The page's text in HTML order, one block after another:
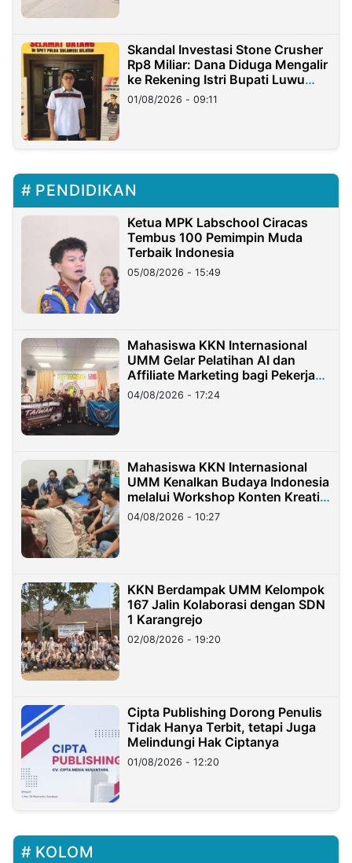
Skandal Investasi Stone Crusher
Rp8 Miliar: Dana Diduga Mengalir
ke Rekening Istri Bupati Luwu
Timur
01/08/2026 - 09:11
PENDIDIKAN
Ketua MPK Labschool Ciracas
Tembus 100 Pemimpin Muda
Terbaik Indonesia
05/08/2026 - 15:49
Mahasiswa KKN Internasional
UMM Gelar Pelatihan AI dan
Affiliate Marketing bagi Pekerja
Migran Indonesia di Taiwan
04/08/2026 - 17:24
Mahasiswa KKN Internasional
UMM Kenalkan Budaya Indonesia
melalui Workshop Konten Kreatif
di Taiwan
04/08/2026 - 10:27
KKN Berdampak UMM Kelompok
167 Jalin Kolaborasi dengan SDN
1 Karangrejo
02/08/2026 - 19:20
Cipta Publishing Dorong Penulis
Tidak Hanya Terbit, tetapi Juga
Melindungi Hak Ciptanya
01/08/2026 - 12:20
KOLOM